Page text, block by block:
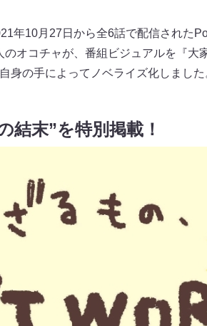
年10月27日から全6話で配信された
オコチャが、番組ビジュアルを『大
身の手によってノベライズ化しました
結末”を特別掲載！